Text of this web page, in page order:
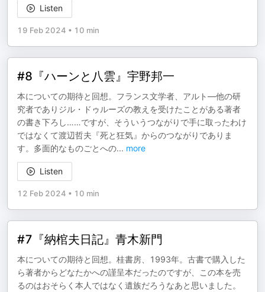
Listen
19 Feb 2024 • 10 min
#8『ハーンと八雲』宇野邦一
本についての期待と回想。フランス文学者、アルト―他の研
究者でありジル・ドゥルーズの教えを受けたことがある著者
の書き下ろし……ですが、そういうつながりで手に取ったわけ
ではなくて渡辺哲夫『死と狂気』からのつながりでありま
す。多面的なものごとへの... more
Listen
12 Feb 2024 • 10 min
#7『納棺夫日記』青木新門
本についての期待と回想。桂書房、1993年。古書で購入した
ら著者からどなたかへの謹呈本だったのですが、この本を売
るのはおそらく本人ではなく遺族だろうなあと思いました。